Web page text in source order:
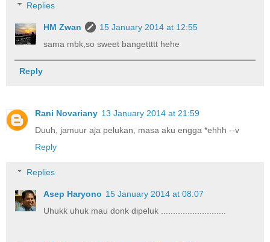
Replies
HM Zwan
15 January 2014 at 12:55
sama mbk,so sweet bangettttt hehe
Reply
Rani Novariany 13 January 2014 at 21:59
Duuh, jamuur aja pelukan, masa aku engga *ehhh --v
Reply
Replies
Asep Haryono 15 January 2014 at 08:07
Uhukk uhuk mau donk dipeluk ...........................